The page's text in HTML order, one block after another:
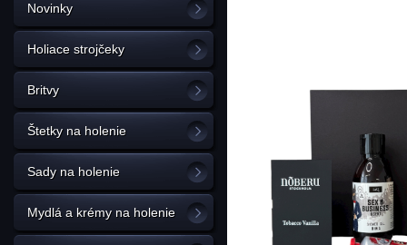
Novinky
Holiace strojčeky
Britvy
Štetky na holenie
Sady na holenie
Mydlá a krémy na holenie